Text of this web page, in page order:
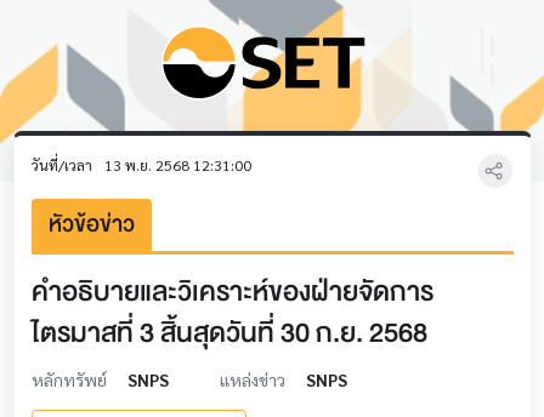
วันที่/เวลา 13 พ.ย. 2568 12:31:00
หัวข้อข่าว
คำอธิบายและวิเคราะห์ของฝ่ายจัดการ
ไตรมาสที่ 3 สิ้นสุดวันที่ 30 ก.ย. 2568
หลักทรัพย์ SNPS แหล่งข่าว SNPS